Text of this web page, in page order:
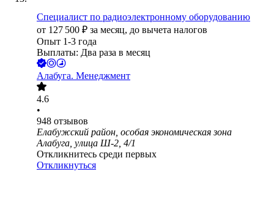
Специалист по радиоэлектронному оборудованию
от 127 500 ₽ за месяц, до вычета налогов
Опыт 1-3 года
Выплаты: Два раза в месяц
Алабуга. Менеджмент
4.6
•
948 отзывов
Елабужский район, особая экономическая зона
Алабуга, улица Ш-2, 4/1
Откликнитесь среди первых
Откликнуться